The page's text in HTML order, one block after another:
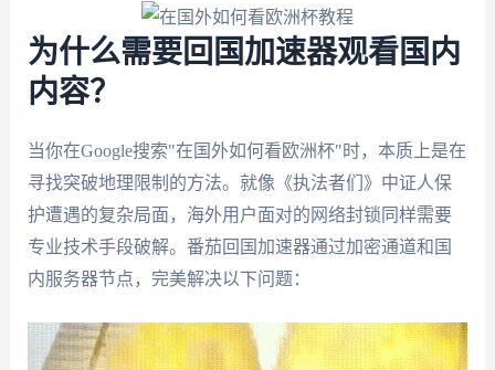
为什么需要回国加速器观看国内
内容？
当你在Google搜索"在国外如何看欧洲杯"时，本质上是在
寻找突破地理限制的方法。就像《执法者们》中证人保
护遭遇的复杂局面，海外用户面对的网络封锁同样需要
专业技术手段破解。番茄回国加速器通过加密通道和国
内服务器节点，完美解决以下问题：